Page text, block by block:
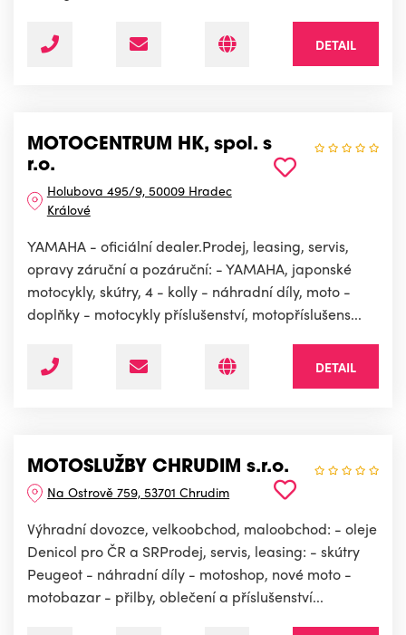
DETAIL
MOTOCENTRUM HK, spol. s
r.o.
Holubova 495/9, 50009 Hradec
Králové
YAMAHA - oficiální dealer.Prodej, leasing, servis,
opravy záruční a pozáruční: - YAMAHA, japonské
motocykly, skútry, 4 - kolly - náhradní díly, moto -
doplňky - motocykly příslušenství, motopříslušens...
DETAIL
MOTOSLUŽBY CHRUDIM s.r.o.
Na Ostrově 759, 53701 Chrudim
Výhradní dovozce, velkoobchod, maloobchod: - oleje
Denicol pro ČR a SRProdej, servis, leasing: - skútry
Peugeot - náhradní díly - motoshop, nové moto -
motobazar - přilby, oblečení a příslušenství...